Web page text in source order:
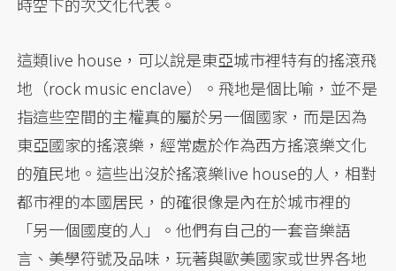
這類live house，可以說是東亞城市裡特有的搖滾飛
地（rock music enclave）。飛地是個比喻，並不是
指這些空間的主權真的屬於另一個國家，而是因為
東亞國家的搖滾樂，經常處於作為西方搖滾樂文化
的殖民地。這些出沒於搖滾樂live house的人，相對
都市裡的本國居民，的確很像是內在於城市裡的
「另一個國度的人」。他們有自己的一套音樂語
言、美學符號及品味，玩著與歐美國家或世界各地